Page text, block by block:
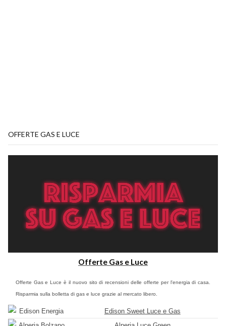
OFFERTE GAS E LUCE
Offerte Gas e Luce
Offerte Gas e Luce è il nuovo sito di recensioni delle offerte per l'energia di casa.
Risparmia sulla bolletta di gas e luce grazie al mercato libero.
Edison Sweet Luce e Gas